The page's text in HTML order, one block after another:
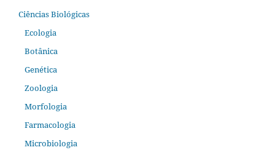
Ciências Biológicas
Ecologia
Botânica
Genética
Zoologia
Morfologia
Farmacologia
Microbiologia